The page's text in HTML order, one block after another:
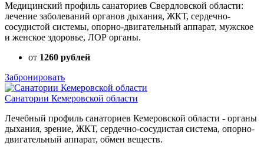
Медицинский профиль санаториев Свердловской области:
лечение заболеваний органов дыхания, ЖКТ, сердечно-
сосудистой системы, опорно-двигательный аппарат, мужское
и женское здоровье, ЛОР органы.
от 1260 рублей
Забронировать
Санатории Кемеровской области
Лечебный профиль санаториев Кемеровской области - органы
дыхания, зрение, ЖКТ, сердечно-сосудистая система, опорно-
двигательный аппарат, обмен веществ.